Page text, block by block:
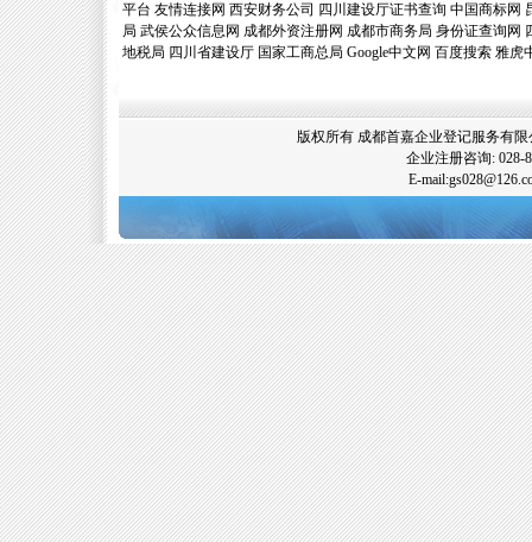
平台 友情连接网 西安财务公司 四川建设厅证书查询 中国商标网
局 武侯公众信息网 成都外资注册网 成都市商务局 身份证查询网
地税局 四川省建设厅 国家工商总局 Google中文网 百度搜索 雅虎
版权所有 成都首嘉企业登记服务有
企业注册咨询: 028-
E-